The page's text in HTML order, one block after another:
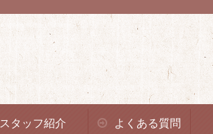
スタッフ紹介 よくある質問